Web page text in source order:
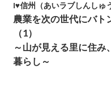
I♥信州（あいラブしんしゅ
農業を次の世代にバト
（1）
～山が見える里に住
暮らし～